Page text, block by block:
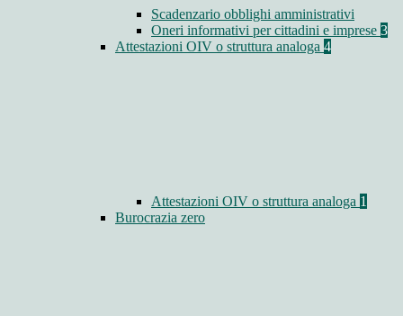
Scadenzario obblighi amministrativi
Oneri informativi per cittadini e imprese 3
Attestazioni OIV o struttura analoga 4
Attestazioni OIV o struttura analoga 1
Burocrazia zero